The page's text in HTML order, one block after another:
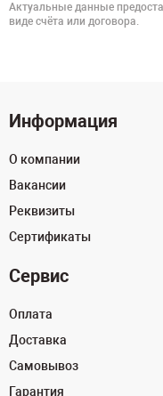
Актуальные данные
виде счёта или договора.
Информация
О компании
Вакансии
Реквизиты
Сертификаты
Сервис
Оплата
Доставка
Самовывоз
Гарантия